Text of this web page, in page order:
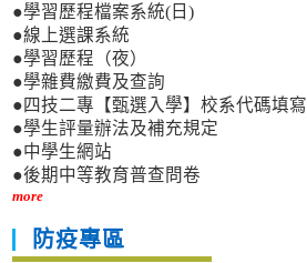
●學習歷程檔案系統(日)
●線上選課系統
●學習歷程（夜）
●學雜費繳費及查詢
●四技二專【甄選入學】校系代碼填寫
●學生評量辦法及補充規定
●中學生網站
●後期中等教育普查問卷
more
防疫專區